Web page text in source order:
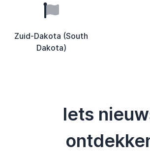
Zuid-Dakota (South
Dakota)
Iets